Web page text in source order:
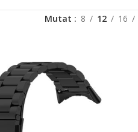
Mutat 8 12 16